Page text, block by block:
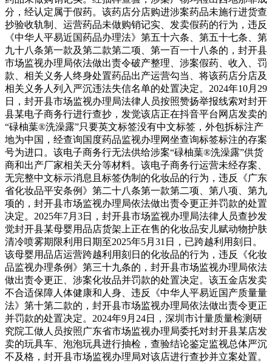
分，经认定属于假药。该药店分店购进涉案药品未施行进货查
抄验收轨制、运营药品未做购销记实、发卖假药的行为，违反
《中华人平易近国药品办理法》第五十六条、第五十七条、第
九十八条第一款及第二款第二项、第一百一十八条的，封开县
市场监视办理局依法做出责令破产整理、涉案假药、收入、罚
款、相关义务人终身处置药品出产运营勾当、将该药店分店及
相关义务人列入严沉违法失信名单的处置决定。2024年10月29
日，封开县市场监视办理局法律人员按照赞扬举报线索对封开
县某电子商务行进行查抄，发觉该店正在抖音平台网店发卖的
“碌柚葉®洗澡露”只要英文标签没有中文标签，外包拆标注产
地为中国，经查询国度药品监视办理网坐查询标签标注的存案
号为进口。该电子商务行无法供给涉案“碌柚葉®洗澡露”供货
商和出产厂家相关天分等材料。该电子商务行运营未经存案、
无完整中文标示消息且标签伪制的化妆品的行为，违反《广东
省化妆品平安条例》第二十八条第一款第二项、第八项、第九
项的，封开县市场监视办理局依法做出责令更正并罚款的处置
决定。2025年7月3日，封开县市场监视办理局法律人员查抄发
觉封开县某母婴用品店货架上正在售的化妆品安儿赋动物护肤
清冷喷雾期限利用日期至2025年5月31日，已跨越利用刻日。
该母婴用品店运营跨越利用刻日的化妆品的行为，违反《化妆
品监视办理条例》第三十九条的，封开县市场监视办理局依法
做出责令更正、涉案化妆品并罚款的处置决定。该五金店发卖
不合适保障人体健康和人身、违反《中华人平易近国产质量量
法》第十第二款的，封开县市场监视办理局依法做出责令更正
并罚款的处置决定。2024年9月24日，深圳市计量质量检测研
究院工做人员按照广东省市场监视办理局委托对封开县某店发
卖的玩具车、泡泡玩具进行抽检，查验结论鉴定监视总体严沉
不及格，封开县市场监视办理局对该店进行查抄并立案处置。